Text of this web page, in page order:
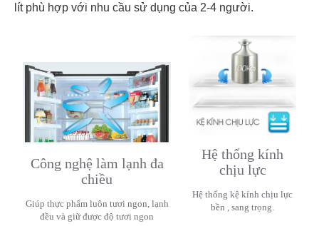
lít phù hợp với nhu cầu sử dụng của 2-4 người.
Công nghệ làm lạnh đa
chiều
Giúp thực phẩm luôn tươi ngon, lạnh
đều và giữ được độ tươi ngon
Hệ thống kính
chịu lực
Hệ thống kệ kính chịu lực
bền , sang trọng.